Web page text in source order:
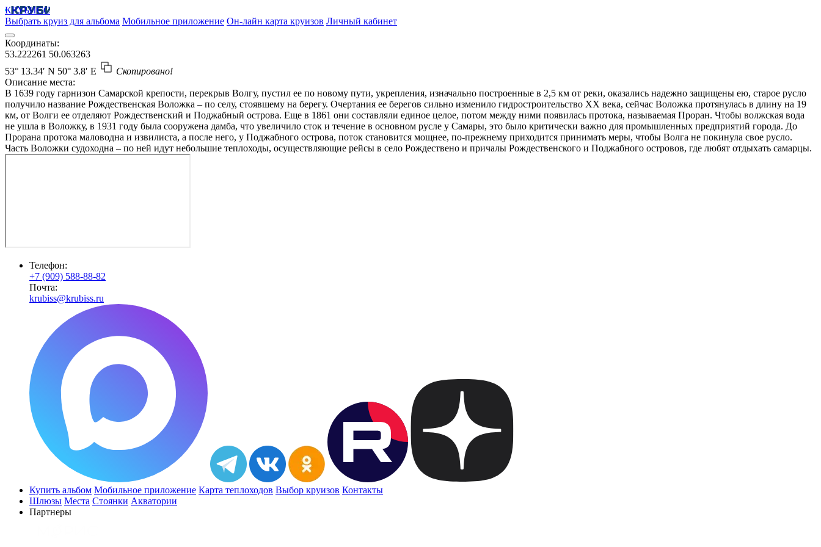
КРУБИСС
Выбрать круиз для альбома Мобильное приложение Он-лайн карта круизов Личный кабинет
Координаты:
53.222261 50.063263
53° 13.34′ N 50° 3.8′ E
Скопировано!
Описание места:
В 1639 году гарнизон Самарской крепости, перекрыв Волгу, пустил ее по новому пути, укрепления, изначально построенные в 2,5 км от реки, оказались надежно защищены ею, старое русло
получило название Рождественская Воложка – по селу, стоявшему на берегу. Очертания ее берегов сильно изменило гидростроительство ХХ века, сейчас Воложка протянулась в длину на 19
км, от Волги ее отделяют Рождественский и Поджабный острова. Еще в 1861 они составляли единое целое, потом между ними появилась протока, называемая Проран. Чтобы волжская вода
не ушла в Воложку, в 1931 году была сооружена дамба, что увеличило сток и течение в основном русле у Самары, это было критически важно для промышленных предприятий города. До
Прорана протока маловодна и извилиста, а после него, у Поджабного острова, поток становится мощнее, по-прежнему приходится принимать меры, чтобы Волга не покинула свое русло.
Часть Воложки судоходна – по ней идут небольшие теплоходы, осуществляющие рейсы в село Рождествено и причалы Рождественского и Поджабного островов, где любят отдыхать самарцы.
Телефон:
+7 (909) 588-88-82
Почта:
krubiss@krubiss.ru
Купить альбом Мобильное приложение Карта теплоходов Выбор круизов Контакты
Шлюзы Места Стоянки Акватории
Партнеры